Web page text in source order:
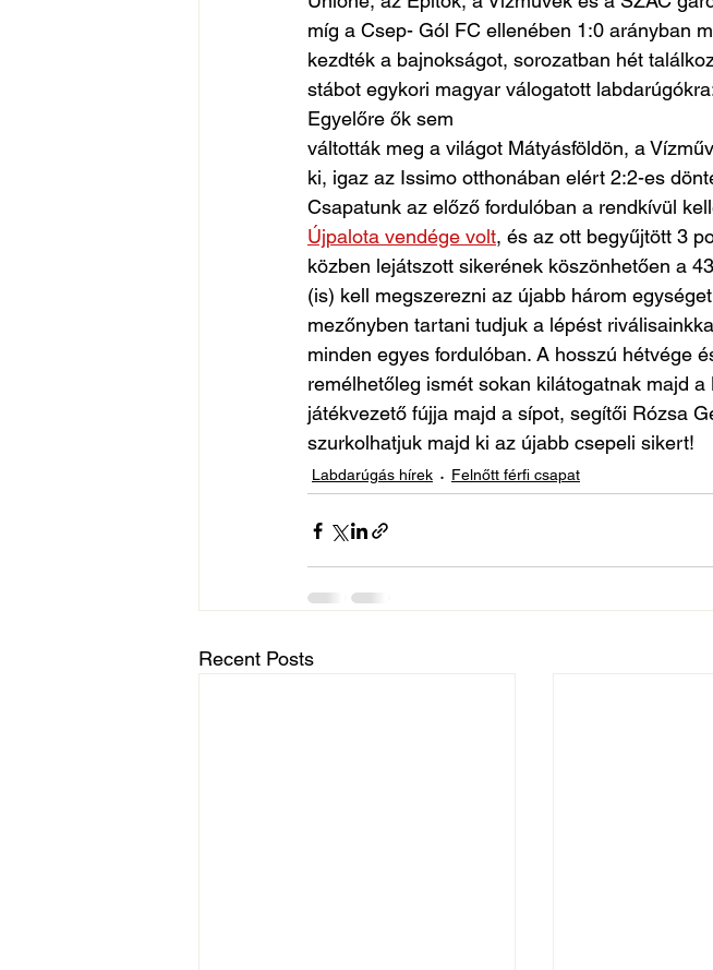
míg a Csep- Gól FC ellenében 1:0 arányban
kezdték a bajnokságot, sorozatban hét
stábot egykori magyar válogatott
Egyelőre ők sem
váltották meg a világot Mátyásföldön, a
ki, igaz az Issimo otthonában elért 2:2-es
Csapatunk az előző fordulóban a rendkívül
Újpalota vendége volt, és az ott begyűjtött 3
közben lejátszott sikerének köszönhetően a
(is) kell megszerezni az újabb három
mezőnyben tartani tudjuk a lépést
minden egyes fordulóban. A hosszú hétvége
remélhetőleg ismét sokan kilátogatnak majd
játékvezető fújja majd a sípot, segítői Rózsa
szurkolhatjuk majd ki az újabb csepeli sikert!
Labdarúgás hírek Felnőtt férfi csapat
Recent Posts